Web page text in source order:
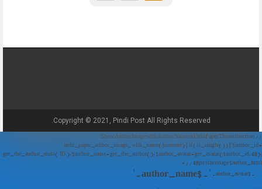
Copyright © 2021, Pindi Post All Rights Reserved.
// Show Author Image with Author Name in UrduPaper Theme function
urdu_paper_author_image_with_name($content) { if (is_single()) { $author_id =
get_the_author_meta('ID'); $author_name = get_the_author(); $author_avatar = get_avatar($author_id, 48);
// 48px size image $author_html = '
' . $author_avatar . '
' . $author_name . '